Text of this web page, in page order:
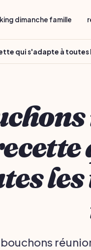
dimanche famille
qui s'adapte à toutes